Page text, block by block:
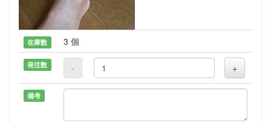
在庫数 3 個
発注数 - +
備考